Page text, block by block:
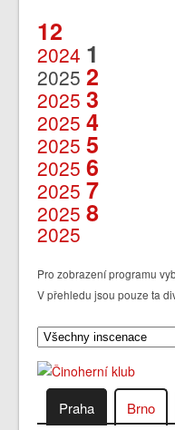
12
2024 1
2025 2
2025 3
2025 4
2025 5
2025 6
2025 7
2025 8
2025
Pro zobrazení programu
V přehledu jsou pouze ta
Praha Brno